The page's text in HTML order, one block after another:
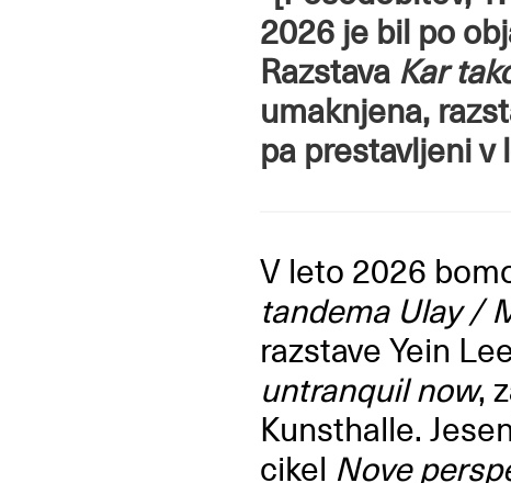
2026 je bil po
Razstava Kar
umaknjena,
pa prestavljeni v
V leto 2026
tandema Ulay /
razstave Yein
untranquil now,
Kunsthalle.
cikel Nove